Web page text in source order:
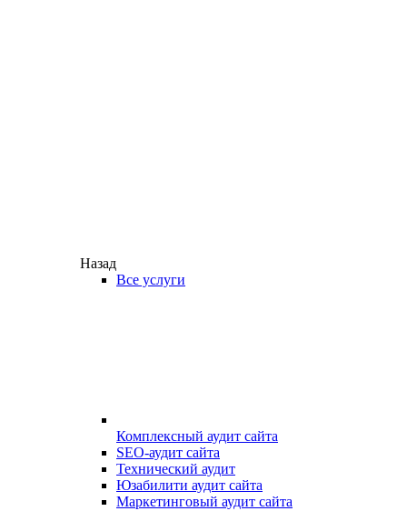
Назад
Все услуги
Комплексный аудит сайта
SEO-аудит сайта
Технический аудит
Юзабилити аудит сайта
Маркетинговый аудит сайта